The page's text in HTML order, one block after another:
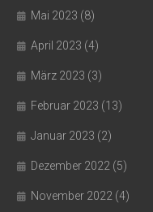
Mai 2023 (8)
April 2023 (4)
März 2023 (3)
Februar 2023 (13)
Januar 2023 (2)
Dezember 2022 (5)
November 2022 (4)